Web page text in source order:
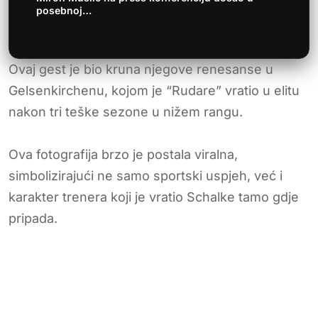
posebnoj…
Ovaj gest je bio kruna njegove renesanse u
Gelsenkirchenu, kojom je “Rudare” vratio u elitu
nakon tri teške sezone u nižem rangu.
Ova fotografija brzo je postala viralna,
simbolizirajući ne samo sportski uspjeh, već i
karakter trenera koji je vratio Schalke tamo gdje
pripada.